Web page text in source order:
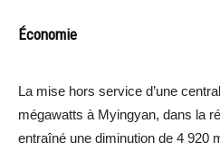
Économie
La mise hors service d’une
mégawatts à Myingyan, dans la
entraîné une diminution de 4 920